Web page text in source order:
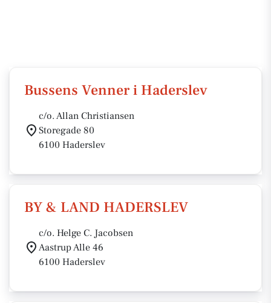
Bussens Venner i Haderslev
c/o. Allan Christiansen
Storegade 80
6100 Haderslev
BY & LAND HADERSLEV
c/o. Helge C. Jacobsen
Aastrup Alle 46
6100 Haderslev